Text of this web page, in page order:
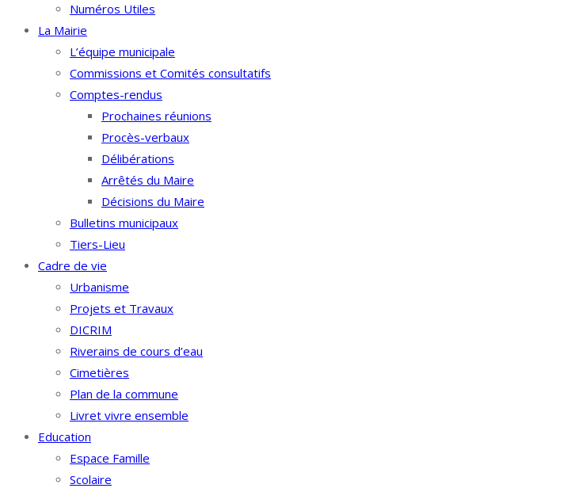
Numéros Utiles
La Mairie
L’équipe municipale
Commissions et Comités consultatifs
Comptes-rendus
Prochaines réunions
Procès-verbaux
Délibérations
Arrêtés du Maire
Décisions du Maire
Bulletins municipaux
Tiers-Lieu
Cadre de vie
Urbanisme
Projets et Travaux
DICRIM
Riverains de cours d’eau
Cimetières
Plan de la commune
Livret vivre ensemble
Education
Espace Famille
Scolaire